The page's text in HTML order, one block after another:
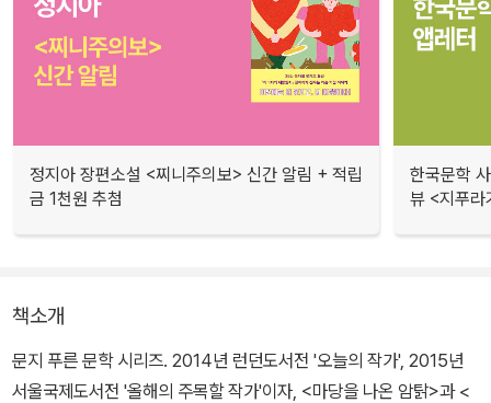
정지아 장편소설 <찌니주의보> 신간 알림 + 적립
금 1천원 추첨
한국문학
뷰 <지푸라
책소개
문지 푸른 문학 시리즈. 2014년 런던도서전 '오늘의 작가', 2015년
서울국제도서전 '올해의 주목할 작가'이자, <마당을 나온 암탉>과 <